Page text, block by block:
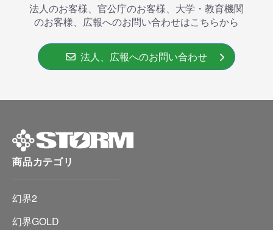
法人のお客様、官公庁のお客様、大学・教育機関
のお客様、広報へのお問い合わせはこちらから
法人、広報へのお問い合わせ
商品カテゴリ
幻界2
幻界GOLD